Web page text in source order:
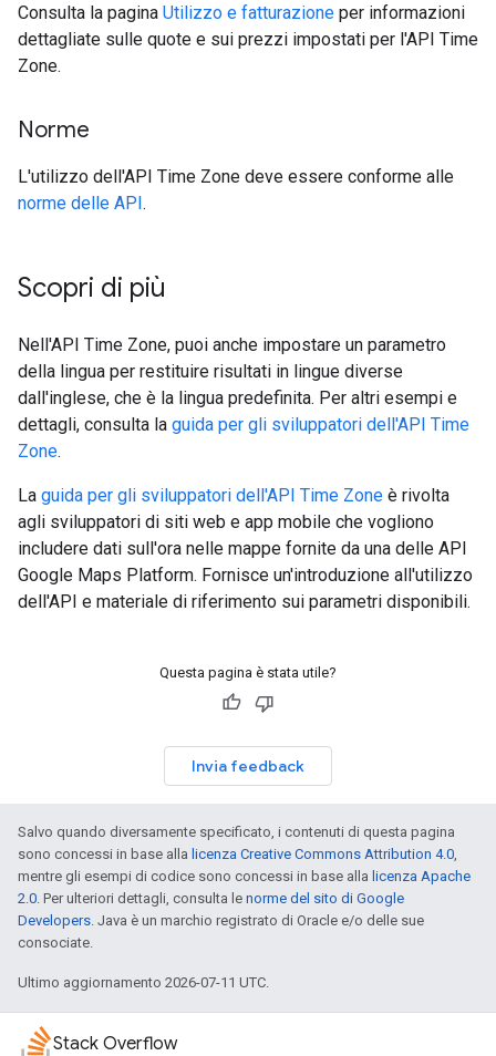
Consulta la pagina Utilizzo e fatturazione per informazioni
dettagliate sulle quote e sui prezzi impostati per l'API Time
Zone.
Norme
L'utilizzo dell'API Time Zone deve essere conforme alle
norme delle API.
Scopri di più
Nell'API Time Zone, puoi anche impostare un parametro
della lingua per restituire risultati in lingue diverse
dall'inglese, che è la lingua predefinita. Per altri esempi e
dettagli, consulta la guida per gli sviluppatori dell'API Time
Zone.
La guida per gli sviluppatori dell'API Time Zone è rivolta
agli sviluppatori di siti web e app mobile che vogliono
includere dati sull'ora nelle mappe fornite da una delle API
Google Maps Platform. Fornisce un'introduzione all'utilizzo
dell'API e materiale di riferimento sui parametri disponibili.
Questa pagina è stata utile?
Invia feedback
Salvo quando diversamente specificato, i contenuti di questa pagina
sono concessi in base alla licenza Creative Commons Attribution 4.0,
mentre gli esempi di codice sono concessi in base alla licenza Apache
2.0. Per ulteriori dettagli, consulta le norme del sito di Google
Developers. Java è un marchio registrato di Oracle e/o delle sue
consociate.
Ultimo aggiornamento 2026-07-11 UTC.
Stack Overflow